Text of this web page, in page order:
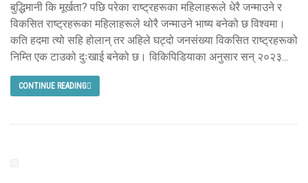
बुद्धिमानी कि मूर्खता? पछि परेका राष्ट्रहरूका महिलाहरूले धेरै जन्माउने र
विकसित राष्ट्रहरूका महिलाहरूले थोरै जन्माउने भाष्य बनेको छ विश्वमा।
कति हदमा त्यो सहि होलान् तर अहिले घट्दो जनसंख्या विकसित राष्ट्रहरूको
निम्ति एक टाउको दुःखाई बनेको छ। विकिपिडियाका अनुसार सन् २०२३...
CONTINUE READING